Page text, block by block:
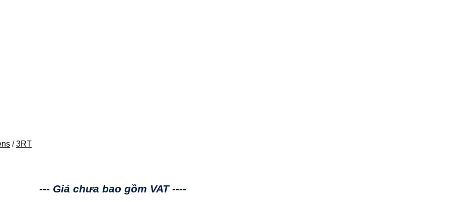
/ 3RT
--- Giá chưa bao gồm VAT ----